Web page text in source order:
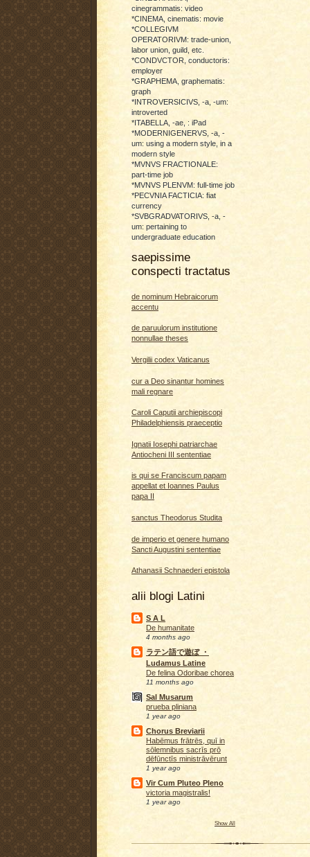
cinegrammatis: video
*CINEMA, cinematis: movie
*COLLEGIVM
OPERATORIVM: trade-union,
labor union, guild, etc.
*CONDVCTOR, conductoris:
employer
*GRAPHEMA, graphematis:
graph
*INTROVERSICIVS, -a, -um:
introverted
*ITABELLA, -ae, : iPad
*MODERNIGENERVS, -a, -
um: using a modern style, in a
modern style
*MVNVS FRACTIONALE:
part-time job
*MVNVS PLENVM: full-time job
*PECVNIA FACTICIA: fiat
currency
*SVBGRADVATORIVS, -a, -
um: pertaining to
undergraduate education
saepissime
conspecti tractatus
de nominum Hebraicorum
accentu
de paruulorum institutione
nonnullae theses
Vergilii codex Vaticanus
cur a Deo sinantur homines
mali regnare
Caroli Caputii archiepiscopi
Philadelphiensis praeceptio
Ignatii Iosephi patriarchae
Antiocheni III sententiae
is qui se Franciscum papam
appellat et Ioannes Paulus
papa II
sanctus Theodorus Studita
de imperio et genere humano
Sancti Augustini sententiae
Athanasii Schnaederi epistola
alii blogi Latini
S A L
De humanitate
4 months ago
ラテン語で遊ぼ ・
Ludamus Latine
De felina Odoribae chorea
11 months ago
Sal Musarum
prueba pliniana
1 year ago
Chorus Breviarii
Habēmus frātrēs, quī in
sōlemnibus sacrīs prō
dēfūnctīs ministrāvērunt
1 year ago
Vir Cum Pluteo Pleno
victoria magistralis!
1 year ago
Show All